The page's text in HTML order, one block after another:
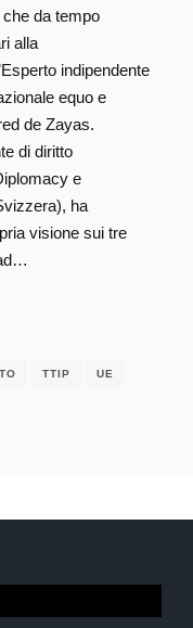
che da tempo
alla
indipendente
equo e
de Zayas.
di diritto
e
ha
visione sui tre
TTIP UE